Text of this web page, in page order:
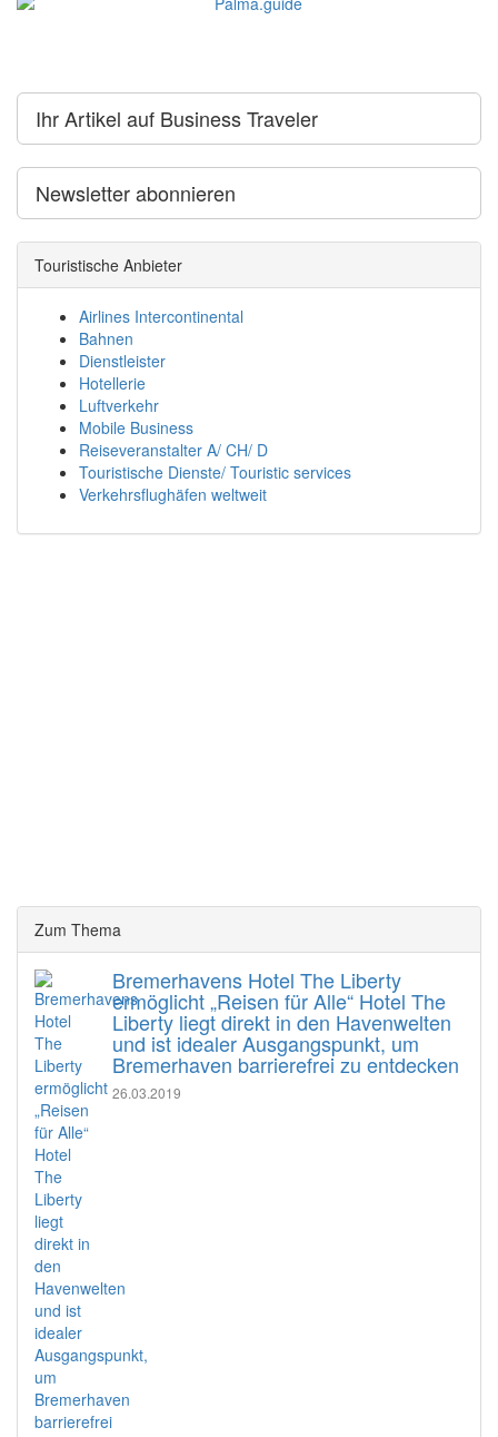
Ihr Artikel auf Business Traveler
Newsletter abonnieren
Touristische Anbieter
Airlines Intercontinental
Bahnen
Dienstleister
Hotellerie
Luftverkehr
Mobile Business
Reiseveranstalter A/ CH/ D
Touristische Dienste/ Touristic services
Verkehrsflughäfen weltweit
Zum Thema
Bremerhavens Hotel The Liberty
ermöglicht „Reisen für Alle“ Hotel The
Liberty liegt direkt in den Havenwelten
und ist idealer Ausgangspunkt, um
Bremerhaven barrierefrei zu entdecken
26.03.2019